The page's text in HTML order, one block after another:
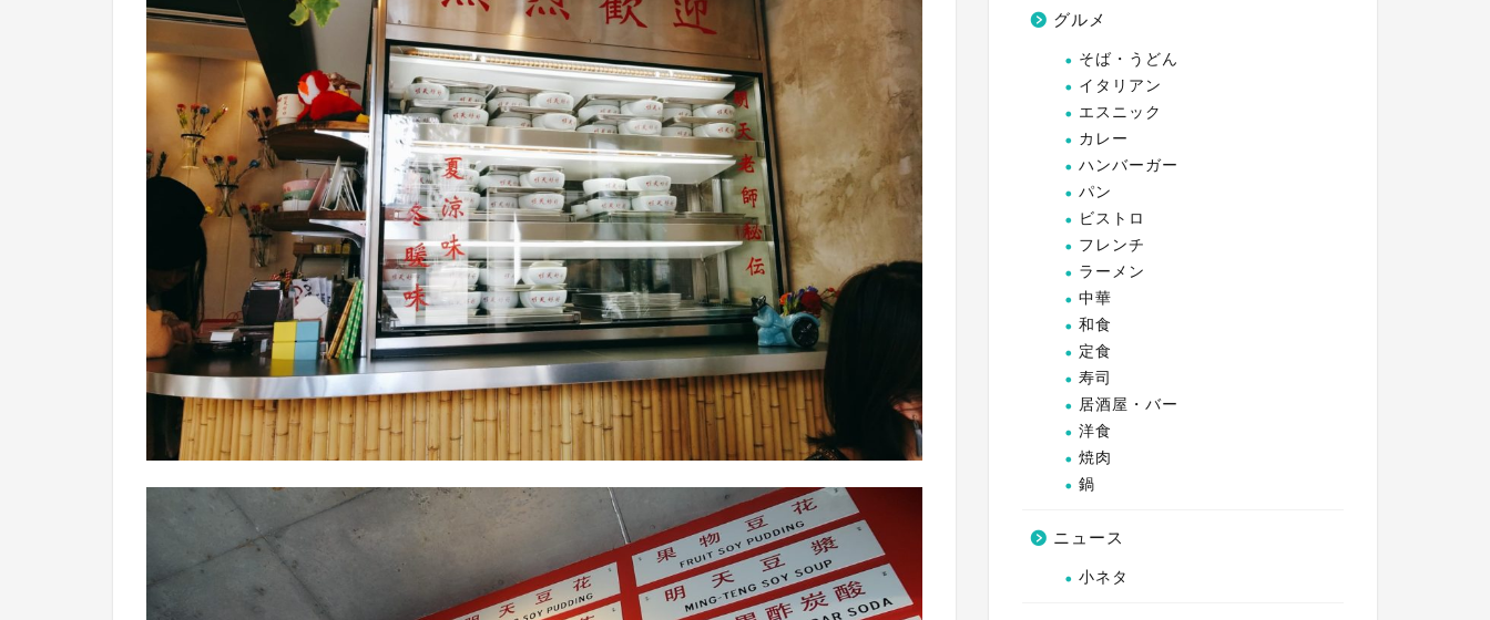
グルメ
そば・うどん
イタリアン
エスニック
カレー
ハンバーガー
パン
ビストロ
フレンチ
ラーメン
中華
和食
定食
寿司
居酒屋・バー
洋食
焼肉
鍋
ニュース
小ネタ